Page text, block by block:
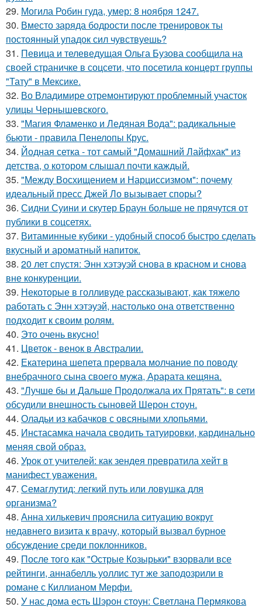
29. Могила Робин гуда, умер: 8 ноября 1247.
30. Вместо заряда бодрости после тренировок ты
постоянный упадок сил чувствуешь?
31. Певица и телеведущая Ольга Бузова сообщила на
своей страничке в соцсети, что посетила концерт группы
"Тату" в Мексике.
32. Во Владимире отремонтируют проблемный участок
улицы Чернышевского.
33. "Магия Фламенко и Ледяная Вода": радикальные
бьюти - правила Пенелопы Крус.
34. Йодная сетка - тот самый "Домашний Лайфхак" из
детства, о котором слышал почти каждый.
35. "Между Восхищением и Нарциссизмом": почему
идеальный пресс Джей Ло вызывает споры?
36. Сидни Суини и скутер Браун больше не прячутся от
публики в соцсетях.
37. Витаминные кубики - удобный способ быстро сделать
вкусный и ароматный напиток.
38. 20 лет спустя: Энн хэтэуэй снова в красном и снова
вне конкуренции.
39. Некоторые в голливуде рассказывают, как тяжело
работать с Энн хэтэуэй, настолько она ответственно
подходит к своим ролям.
40. Это очень вкусно!
41. Цветок - венок в Австралии.
42. Екатерина шепета прервала молчание по поводу
внебрачного сына своего мужа, Арарата кещяна.
43. "Лучше бы и Дальше Продолжала их Прятать": в сети
обсудили внешность сыновей Шерон стоун.
44. Оладьи из кабачков с овсяными хлопьями.
45. Инстасамка начала сводить татуировки, кардинально
меняя свой образ.
46. Урок от учителей: как зендея превратила хейт в
манифест уважения.
47. Семаглутид: легкий путь или ловушка для
организма?
48. Анна хилькевич прояснила ситуацию вокруг
недавнего визита к врачу, который вызвал бурное
обсуждение среди поклонников.
49. После того как "Острые Козырьки" взорвали все
рейтинги, аннабелль уоллис тут же заподозрили в
романе с Киллианом Мерфи.
50. У нас дома есть Шэрон стоун: Светлана Пермякова